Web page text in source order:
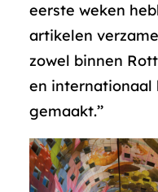
eerste weken
artikelen
zowel binnen
en internationaal
gemaakt.’’